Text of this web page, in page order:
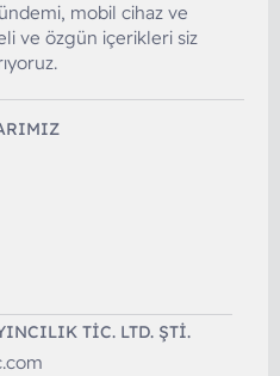
mobil cihaz ve
ve özgün içerikleri siz
TİC. LTD. ŞTİ.